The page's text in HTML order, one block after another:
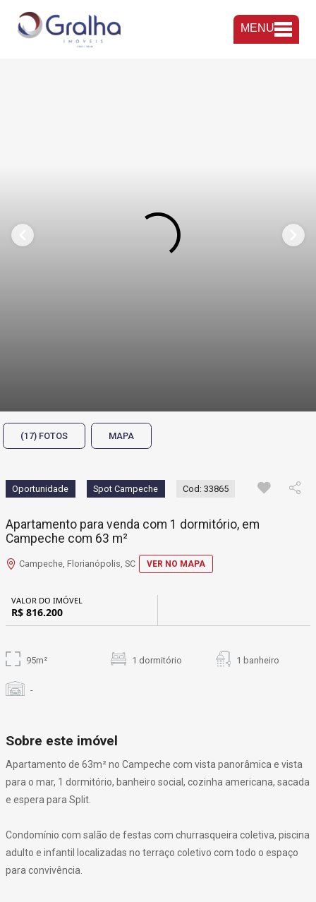
MENU
(17) FOTOS MAPA
Oportunidade Spot Campeche Cod: 33865
Apartamento para venda com 1 dormitório, em
Campeche com 63 m²
Campeche, Florianópolis, SC VER NO MAPA
VALOR DO IMÓVEL
R$ 816.200
95m² 1 dormitório 1 banheiro
-
Sobre este imóvel
Apartamento de 63m² no Campeche com vista panorâmica e vista
para o mar, 1 dormitório, banheiro social, cozinha americana, sacada
e espera para Split.
Condomínio com salão de festas com churrasqueira coletiva, piscina
adulto e infantil localizadas no terraço coletivo com todo o espaço
para convivência.